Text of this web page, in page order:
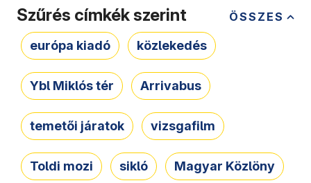
ÖSSZES
Szűrés címkék szerint
európa kiadó közlekedés
Ybl Miklós tér Arrivabus
temetői járatok vizsgafilm
Toldi mozi sikló Magyar Közlöny